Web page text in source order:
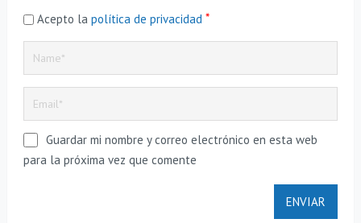
Acepto la política de privacidad *
Guardar mi nombre y correo electrónico en esta web
para la próxima vez que comente